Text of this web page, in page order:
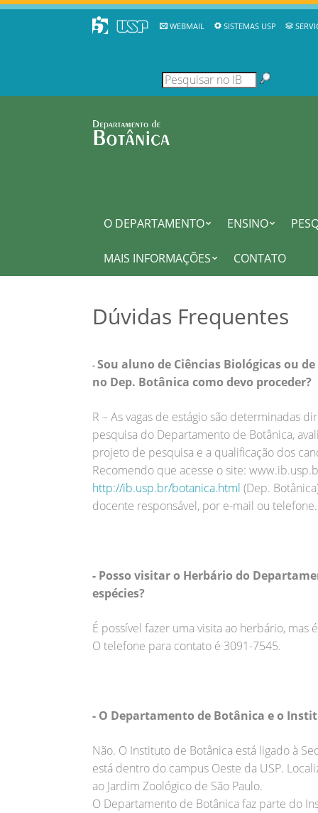
WEBMAIL SISTEMAS USP
O DEPARTAMENTO ENSINO
MAIS INFORMAÇÕES CONTATO
Dúvidas Frequentes
-Sou aluno de Ciências Biológicas ou
no Dep. Botânica como devo proceder?
R – As vagas de estágio são determinadas
pesquisa do Departamento de Botânica,
projeto de pesquisa e a qualificação dos
Recomendo que acesse o site:
http://ib.usp.br/botanica.html (Dep.
docente responsável, por e-mail ou telefone.
- Posso visitar o Herbário do
espécies?
É possível fazer uma visita ao herbário,
O telefone para contato é 3091-7545.
- O Departamento de Botânica e o
Não. O Instituto de Botânica está ligado à
está dentro do campus Oeste da USP.
ao Jardim Zoológico de São Paulo.
O Departamento de Botânica faz parte do